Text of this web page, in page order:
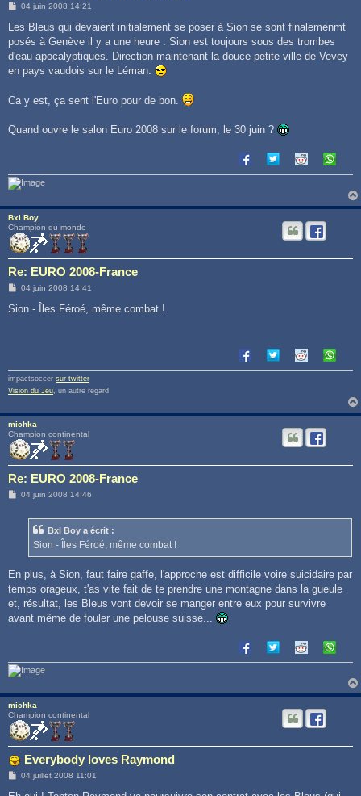
M
s
a
g
04 juin 2008 14:21
Les Bleus qui devaient initialement se poser à Sion se sont finalemenmt
posés à Genève il y a une heure . Sion est toujours sous des trombes
d'eau apocalyptiques. Direction maintenant la douce petite ville de Vevey
en pays vaudois sur le Léman.
Ca y est, ça sent l'Euro pour de bon.
Quand ouvre le salon Euro 2008 sur le forum, le 30 juin ?
Bxl Boy
Champion du monde
Re: EURO 2008-France
M
s
04 juin 2008 14:41
Sion - Îles Féroé, même combat !
impactsoccer sur twitter
Vision du Jeu, un autre regard
michka
Champion continental
Re: EURO 2008-France
M04 juin 2008 14:46
Bxl Boy a écrit :
Sion - Îles Féroé, même combat !
En plus, à Sion, faut faire gaffe, l'approche est difficile voire suicidaire par
temps orageux, t'as vite fait de te prendre une montagne dans la gueule
et, résultat, les Bleus vont devoir se manger entre eux pour survivre
avant même de fouler une pelouse suisse...
michka
Champion continental
Everybody loves Raymond
M
s
04 juillet 2008 11:01